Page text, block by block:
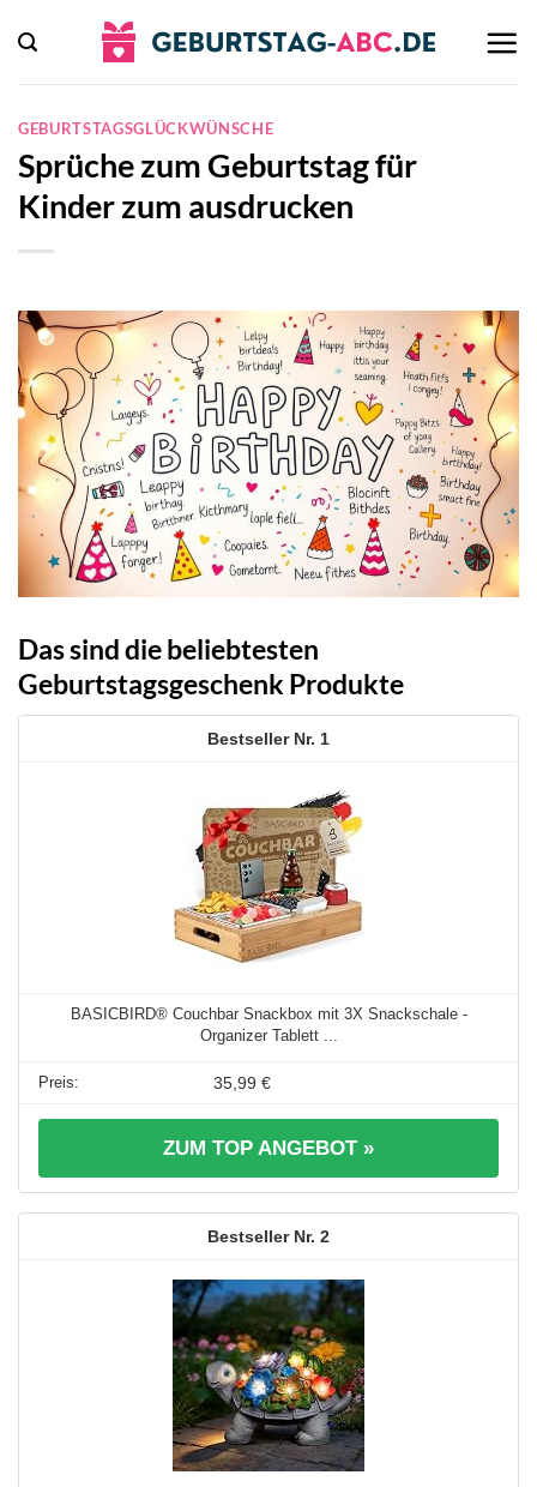
Inhalt
springen
GEBURTSTAGSGLÜCKWÜNSCHE
Sprüche zum Geburtstag für
Kinder zum ausdrucken
Das sind die beliebtesten
Geburtstagsgeschenk Produkte
1
BASICBIRD® Couchbar Snackbox mit 3X Snackschale -
Organizer Tablett ...
35,99 €
ZUM TOP ANGEBOT »
2